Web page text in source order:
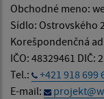
Obchodné meno:
Sídlo: Ostrovského
Korešpondenčná
IČO: 48329461 DIČ:
Tel.:
+421 918 699
E-mail: